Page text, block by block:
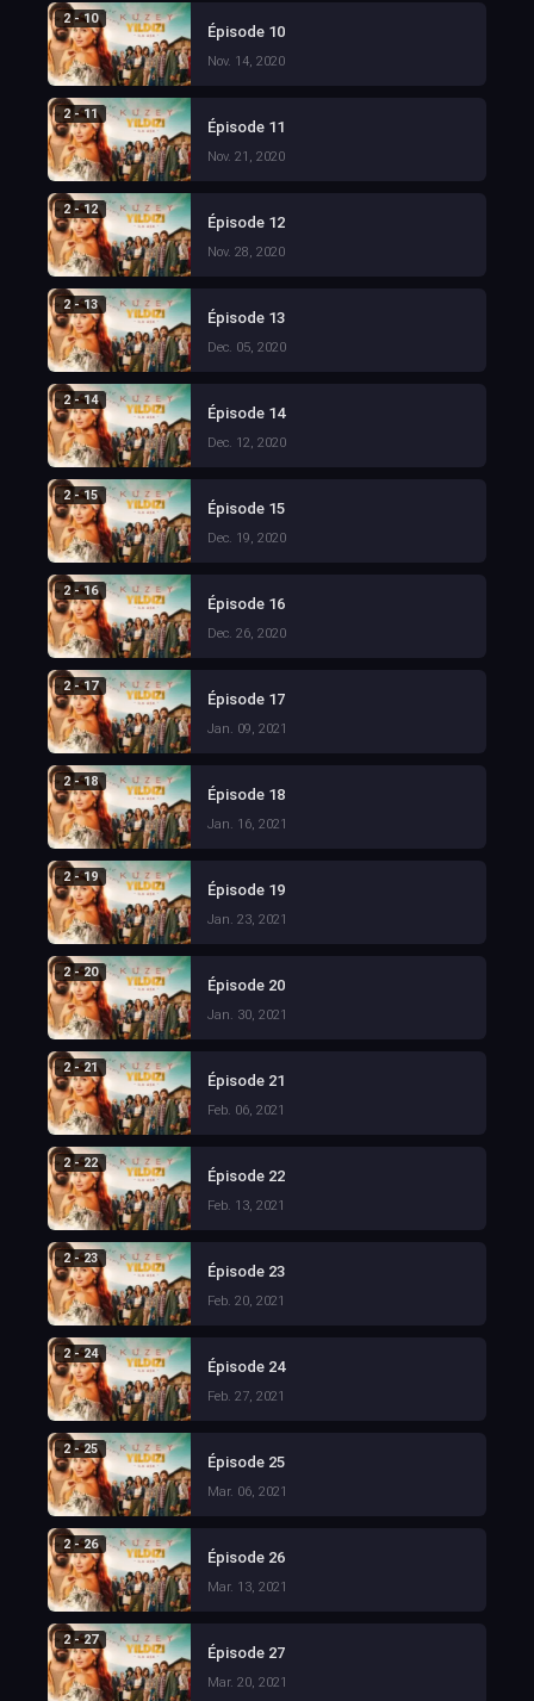
2 - 10
Épisode 10
Nov. 14, 2020
2 - 11
Épisode 11
Nov. 21, 2020
2 - 12
Épisode 12
Nov. 28, 2020
2 - 13
Épisode 13
Dec. 05, 2020
2 - 14
Épisode 14
Dec. 12, 2020
2 - 15
Épisode 15
Dec. 19, 2020
2 - 16
Épisode 16
Dec. 26, 2020
2 - 17
Épisode 17
Jan. 09, 2021
2 - 18
Épisode 18
Jan. 16, 2021
2 - 19
Épisode 19
Jan. 23, 2021
2 - 20
Épisode 20
Jan. 30, 2021
2 - 21
Épisode 21
Feb. 06, 2021
2 - 22
Épisode 22
Feb. 13, 2021
2 - 23
Épisode 23
Feb. 20, 2021
2 - 24
Épisode 24
Feb. 27, 2021
2 - 25
Épisode 25
Mar. 06, 2021
2 - 26
Épisode 26
Mar. 13, 2021
2 - 27
Épisode 27
Mar. 20, 2021